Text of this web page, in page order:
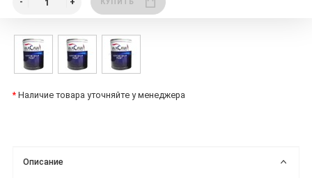
КУПИТЬ
* Наличие товара уточняйте у менеджера
Описание